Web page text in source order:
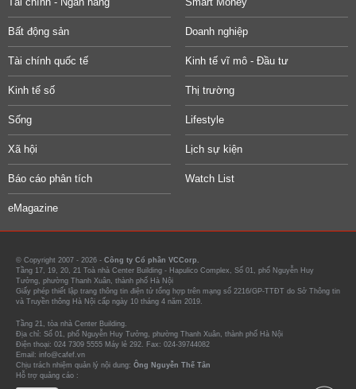
Bất động sản Doanh nghiệp
Tài chính quốc tế Kinh tế vĩ mô - Đầu tư
Kinh tế số Thị trường
Sống Lifestyle
Xã hội Lịch sự kiện
Báo cáo phân tích Watch List
eMagazine
© Copyright 2007 - 2026 - Công ty Cổ phần VCCorp.
Tầng 17, 19, 20, 21 Toà nhà Center Building - Hapulico Complex, Số 01, phố Nguyễn Huy
Tưởng, phường Thanh Xuân, thành phố Hà Nội
Giấy phép thiết lập trang thông tin điện tử tổng hợp trên mạng số 2216/GP-TTĐT do Sở Thông tin
và Truyền thông Hà Nội cấp ngày 10 tháng 4 năm 2019.
Tầng 21, tòa nhà Center Building.
Địa chỉ: Số 01, phố Nguyễn Huy Tưởng, phường Thanh Xuân, thành phố Hà Nội
Điện thoại: 024 7309 5555 Máy lẻ 292. Fax: 024-39744082
Email: info@cafef.vn
Chịu trách nhiệm quản lý nội dung: Ông Nguyễn Thế Tân
Hỗ trợ quảng cáo :